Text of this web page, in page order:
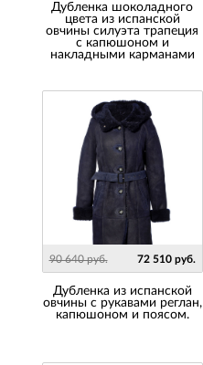
Дубленка шоколадного
цвета из испанской
овчины силуэта трапеция
с капюшоном и
накладными карманами
90 640 руб. 72 510 руб.
дубленка из испанской
овчины с рукавами реглан,
капюшоном и поясом.